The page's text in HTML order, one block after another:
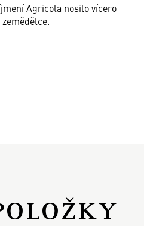
Agricola nosilo vícero